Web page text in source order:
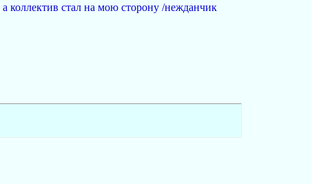
коллектив стал на мою сторону /нежданчик